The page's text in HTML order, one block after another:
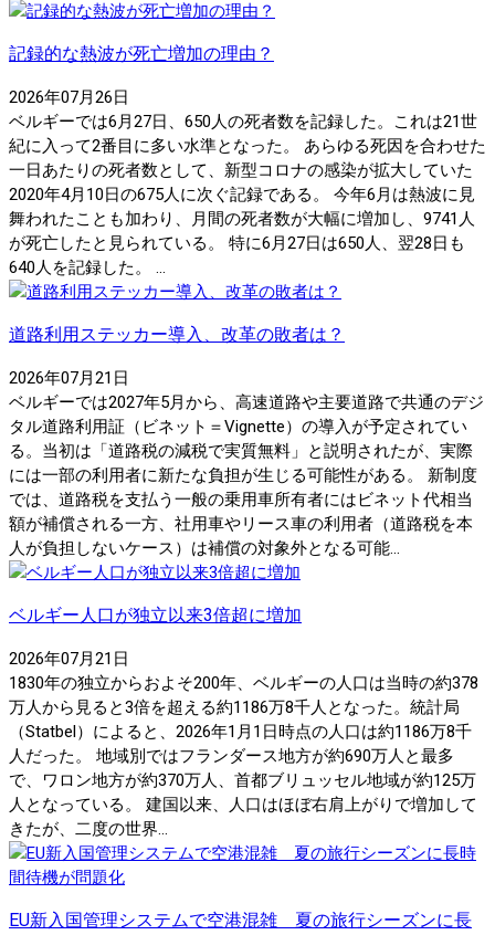
記録的な熱波が死亡増加の理由？
2026年07月26日
ベルギーでは6月27日、650人の死者数を記録した。これは21世
紀に入って2番目に多い水準となった。 あらゆる死因を合わせた
一日あたりの死者数として、新型コロナの感染が拡大していた
2020年4月10日の675人に次ぐ記録である。 今年6月は熱波に見
舞われたことも加わり、月間の死者数が大幅に増加し、9741人
が死亡したと見られている。 特に6月27日は650人、翌28日も
640人を記録した。 ...
道路利用ステッカー導入、改革の敗者は？
2026年07月21日
ベルギーでは2027年5月から、高速道路や主要道路で共通のデジ
タル道路利用証（ビネット＝Vignette）の導入が予定されてい
る。当初は「道路税の減税で実質無料」と説明されたが、実際
には一部の利用者に新たな負担が生じる可能性がある。 新制度
では、道路税を支払う一般の乗用車所有者にはビネット代相当
額が補償される一方、社用車やリース車の利用者（道路税を本
人が負担しないケース）は補償の対象外となる可能...
ベルギー人口が独立以来3倍超に増加
2026年07月21日
1830年の独立からおよそ200年、ベルギーの人口は当時の約378
万人から見ると3倍を超える約1186万8千人となった。統計局
（Statbel）によると、2026年1月1日時点の人口は約1186万8千
人だった。 地域別ではフランダース地方が約690万人と最多
で、ワロン地方が約370万人、首都ブリュッセル地域が約125万
人となっている。 建国以来、人口はほぼ右肩上がりで増加して
きたが、二度の世界...
EU新入国管理システムで空港混雑 夏の旅行シーズンに長